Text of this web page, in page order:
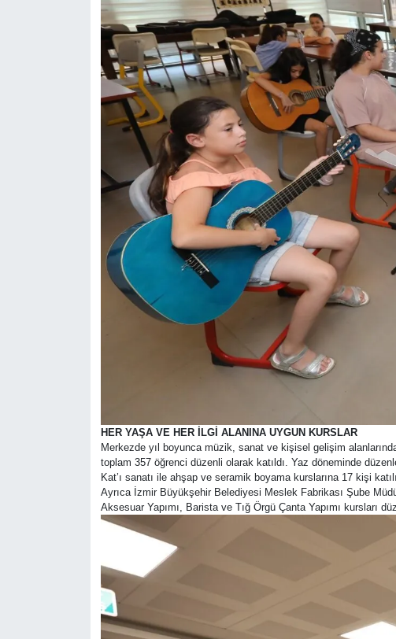
HER YAŞA VE HER İLGİ ALANINA UYGUN KURSLAR
Merkezde yıl boyunca müzik, sanat ve kişisel gelişim
toplam 357 öğrenci düzenli olarak katıldı. Yaz döneminde
Kat’ı sanatı ile ahşap ve seramik boyama kurslarına 17 kişi
Ayrıca İzmir Büyükşehir Belediyesi Meslek Fabrikası Şube
Aksesuar Yapımı, Barista ve Tığ Örgü Çanta Yapımı kursları